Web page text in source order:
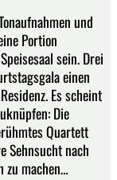
und
Portion
sein. Drei
einen
Es scheint
Die
Quartett
Sehnsucht nach
zu machen…